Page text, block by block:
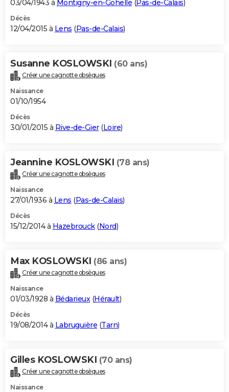
03/04/1943 à Montigny-en-Gohelle (Pas-de-Calais)
Décès
12/04/2015 à Lens (Pas-de-Calais)
Susanne KOSLOWSKI (60 ans)
Créer une cagnotte obsèques
Naissance
01/10/1954
Décès
30/01/2015 à Rive-de-Gier(Loire)
Jeannine KOSLOWSKI (78 ans)
Créer une cagnotte obsèques
Naissance
27/01/1936 à Lens (Pas-de-Calais)
Décès
15/12/2014 à Hazebrouck(Nord)
Max KOSLOWSKI (86 ans)
Créer une cagnotte obsèques
Naissance
01/03/1928 à Bédarieux(Hérault)
Décès
19/08/2014 à Labruguière (Tarn)
Gilles KOSLOWSKI (70 ans)
Créer une cagnotte obsèques
Naissance